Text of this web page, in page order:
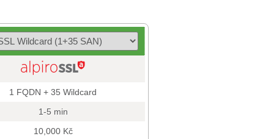
1 FQDN + 35 Wildcard
1-5 min
10,000 Kč